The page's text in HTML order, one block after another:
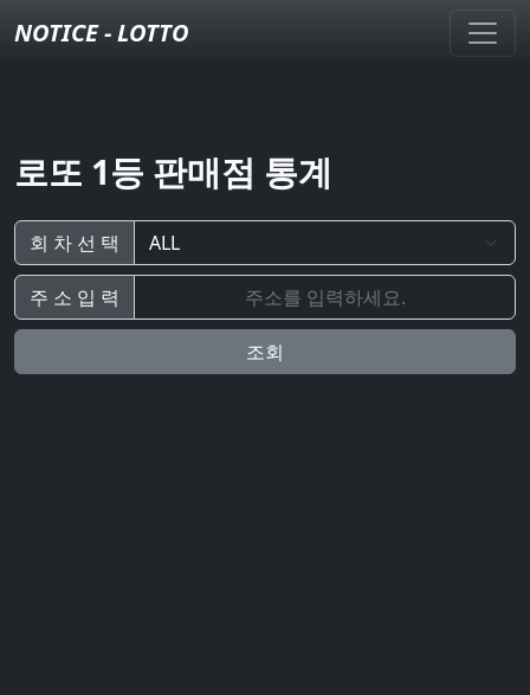
NOTICE - LOTTO
로또 1등 판매점 통계
회 차 선 택
주 소 입 력
조회